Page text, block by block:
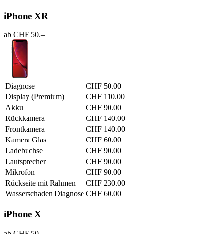
iPhone XR
ab CHF 50.–
Diagnose
CHF 50.00
Display (Premium)
CHF 110.00
Akku
CHF 90.00
Rückkamera
CHF 140.00
Frontkamera
CHF 140.00
Kamera Glas
CHF 60.00
Ladebuchse
CHF 90.00
Lautsprecher
CHF 90.00
Mikrofon
CHF 90.00
Rückseite mit Rahmen
CHF 230.00
Wasserschaden Diagnose CHF 60.00
iPhone X